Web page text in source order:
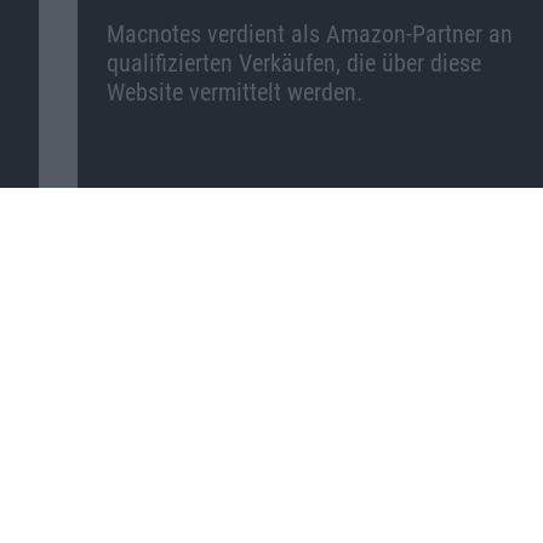
Macnotes verdient als Amazon-Partner an
qualifizierten Verkäufen, die über diese
Website vermittelt werden.